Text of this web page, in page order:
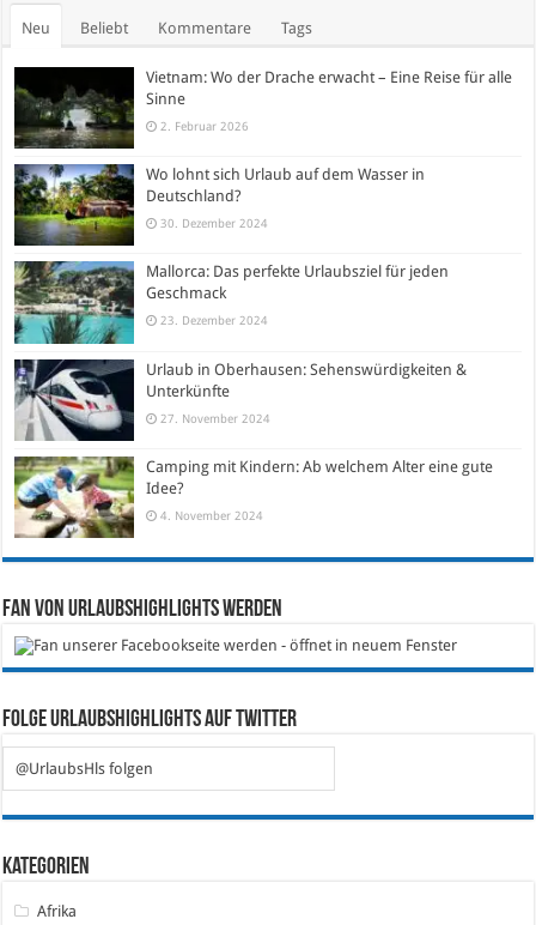
Neu Beliebt Kommentare Tags
Vietnam: Wo der Drache erwacht – Eine Reise für alle
Sinne
2. Februar 2026
Wo lohnt sich Urlaub auf dem Wasser in
Deutschland?
30. Dezember 2024
Mallorca: Das perfekte Urlaubsziel für jeden
Geschmack
23. Dezember 2024
Urlaub in Oberhausen: Sehenswürdigkeiten &
Unterkünfte
27. November 2024
Camping mit Kindern: Ab welchem Alter eine gute
Idee?
4. November 2024
Fan von Urlaubshighlights werden
Folge Urlaubshighlights auf Twitter
@UrlaubsHls folgen
Kategorien
Afrika